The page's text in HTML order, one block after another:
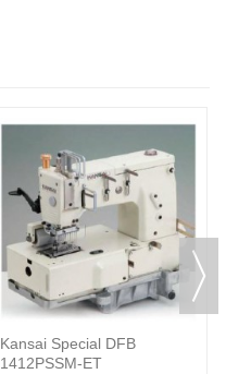
Kansai Special DFB
1412PSSM-ET